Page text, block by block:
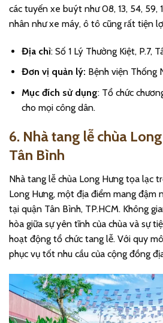
các tuyến xe buýt như 08, 13, 54, 59,
nhân như xe máy, ô tô cũng rất tiện
Địa chỉ: Số 1 Lý Thường Kiệt, P.7,
Đơn vị quản lý: Bệnh viện Thống
Mục đích sử dụng: Tổ chức
cho mọi công dân.
6. Nhà tang lễ chùa
Tân Bình
Nhà tang lễ chùa Long Hưng tọa lạc
Long Hưng, một địa điểm mang đậm
tại quận Tân Bình, TP.HCM. Không
hòa giữa sự yên tĩnh của chùa và sự
hoạt động tổ chức tang lễ. Với quy
phục vụ tốt nhu cầu của cộng đồng